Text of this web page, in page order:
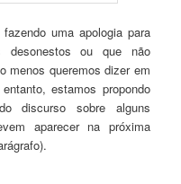
uma apologia para
desonestos ou que não
menos queremos dizer em
estamos propondo
discurso sobre alguns
aparecer na próxima